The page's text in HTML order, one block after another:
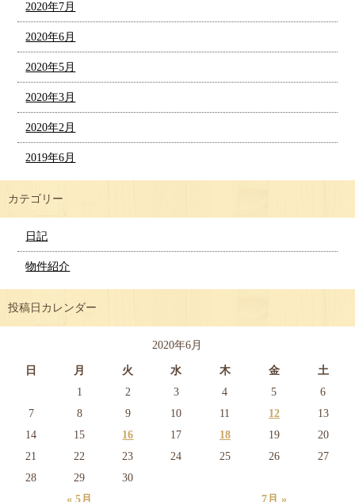
2020年7月
2020年6月
2020年5月
2020年3月
2020年2月
2019年6月
カテゴリー
日記
物件紹介
投稿日カレンダー
2020年6月
日 月 火 水 木 金 土
« 5月 7月 »
1 2 3 4 5
6
7
8 9 10 11 12
13
14
15 16 17 18 19
20
21
22 23 24 25 26
27
28
29 30